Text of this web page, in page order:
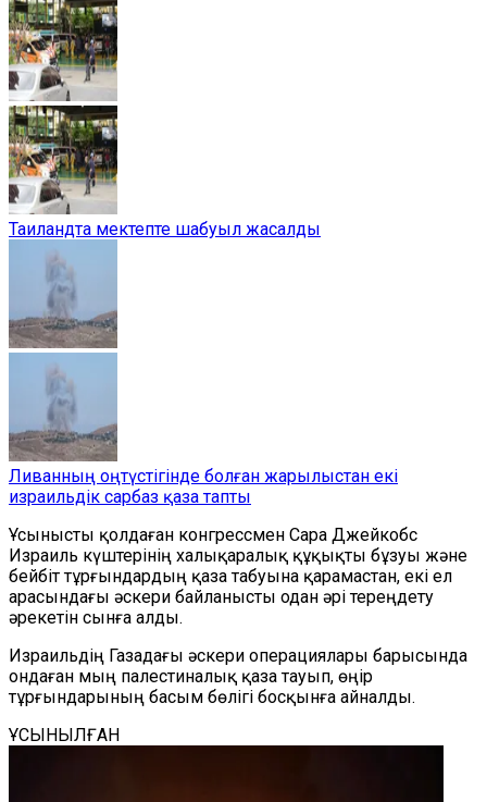
Таиландта мектепте шабуыл жасалды
Ливанның оңтүстігінде болған жарылыстан екі
израильдік сарбаз қаза тапты
Ұсынысты қолдаған конгрессмен Сара Джейкобс
Израиль күштерінің халықаралық құқықты бұзуы және
бейбіт тұрғындардың қаза табуына қарамастан, екі ел
арасындағы әскери байланысты одан әрі тереңдету
әрекетін сынға алды.
Израильдің Газадағы әскери операциялары барысында
ондаған мың палестиналық қаза тауып, өңір
тұрғындарының басым бөлігі босқынға айналды.
ҰСЫНЫЛҒАН